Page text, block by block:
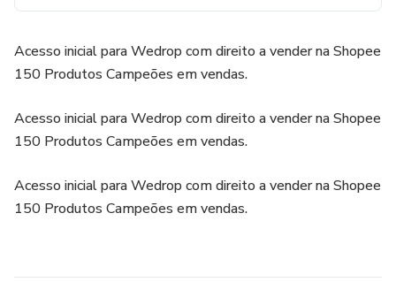
Acesso inicial para Wedrop com direito a vender na Shopee
150 Produtos Campeões em vendas.
Acesso inicial para Wedrop com direito a vender na Shopee
150 Produtos Campeões em vendas.
Acesso inicial para Wedrop com direito a vender na Shopee
150 Produtos Campeões em vendas.